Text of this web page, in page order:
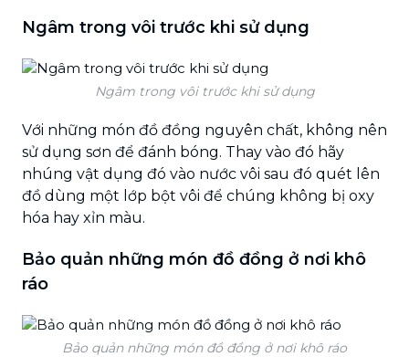
Ngâm trong vôi trước khi sử dụng
Ngâm trong vôi trước khi sử dụng
Với những món đồ đồng nguyên chất, không nên
sử dụng sơn để đánh bóng. Thay vào đó hãy
nhúng vật dụng đó vào nước vôi sau đó quét lên
đồ dùng một lớp bột vôi để chúng không bị oxy
hóa hay xỉn màu.
Bảo quản những món đồ đồng ở nơi khô
ráo
Bảo quản những món đồ đồng ở nơi khô ráo